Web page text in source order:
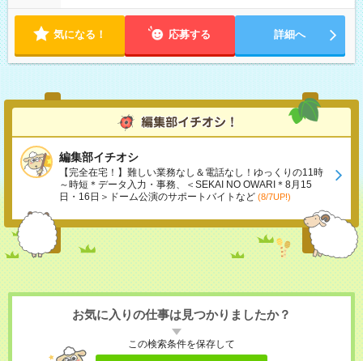
気になる！ 応募する 詳細へ
編集部イチオシ
【完全在宅！】難しい業務なし＆電話なし！ゆっくりの11時
～時短＊データ入力・事務、＜SEKAI NO OWARI＊8月15
日・16日＞ドーム公演のサポートバイトなど (8/7UP!)
お気に入りの仕事は見つかりましたか？
この検索条件を保存して